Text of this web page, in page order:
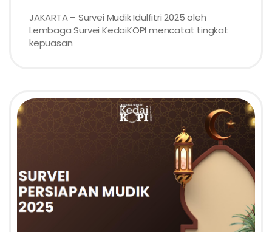
JAKARTA – Survei Mudik Idulfitri 2025 oleh
Lembaga Survei KedaiKOPI mencatat tingkat
kepuasan